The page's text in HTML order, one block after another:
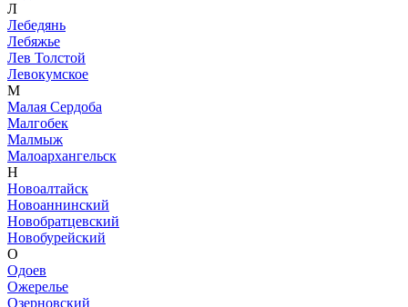
Л
Лебедянь
Лебяжье
Лев Толстой
Левокумское
М
Малая Сердоба
Малгобек
Малмыж
Малоархангельск
Н
Новоалтайск
Новоаннинский
Новобратцевский
Новобурейский
О
Одоев
Ожерелье
Озерновский